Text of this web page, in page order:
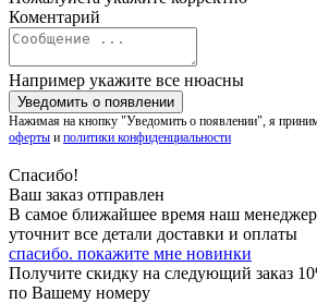
Коментарий
Например укажите все нюасны
Нажимая на кнопку "Уведомить о появлении", я
оферты и политики конфиденциальности
Спасибо!
Ваш заказ отправлен
В самое ближайшее время наш
уточнит все детали доставки и оплаты
спасибо. покажите мне новинки
Получите скидку на следующий заказ
по Вашему номеру